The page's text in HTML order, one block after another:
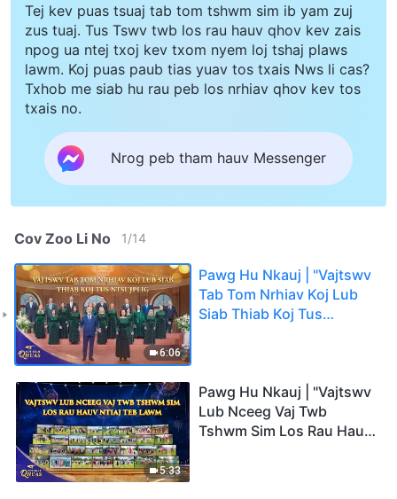
Tej kev puas tsuaj tab tom tshwm sim ib yam zuj
zus tuaj. Tus Tswv twb los rau hauv qhov kev zais
npog ua ntej txoj kev txom nyem loj tshaj plaws
lawm. Koj puas paub tias yuav tos txais Nws li cas?
Txhob me siab hu rau peb los nrhiav qhov kev tos
txais no.
Nrog peb tham hauv Messenger
Cov Zoo Li No 1/14
6:06
Pawg Hu Nkauj | "Vajtswv
Tab Tom Nrhiav Koj Lub
Siab Thiab Koj Tus
5:33
Pawg Hu Nkauj | "Vajtswv
Lub Nceeg Vaj Twb
Tshwm Sim Los Rau Hauv